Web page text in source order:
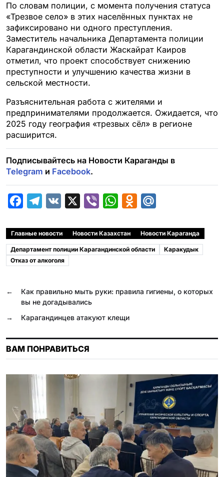
По словам полиции, с момента получения статуса
«Трезвое село» в этих населённых пунктах не
зафиксировано ни одного преступления.
Заместитель начальника Департамента полиции
Карагандинской области Жаскайрат Каиров
отметил, что проект способствует снижению
преступности и улучшению качества жизни в
сельской местности.
Разъяснительная работа с жителями и
предпринимателями продолжается. Ожидается, что
2025 году география «трезвых сёл» в регионе
расширится.
Подписывайтесь на Новости Караганды в
Telegram и Facebook.
c
e
b
o
k
l
e
g
a
m
b
e
W
a
t
p
n
o
a
n
i
i
l
u
Главные новости Новости Казахстан Новости Караганда
Департамент полиции Карагандинской области
Каракудык
Отказ от алкоголя
←
Как правильно мыть руки: правила гигиены, о которых
вы не догадывались
→
Карагандинцев атакуют клещи
ВАМ ПОНРАВИТЬСЯ